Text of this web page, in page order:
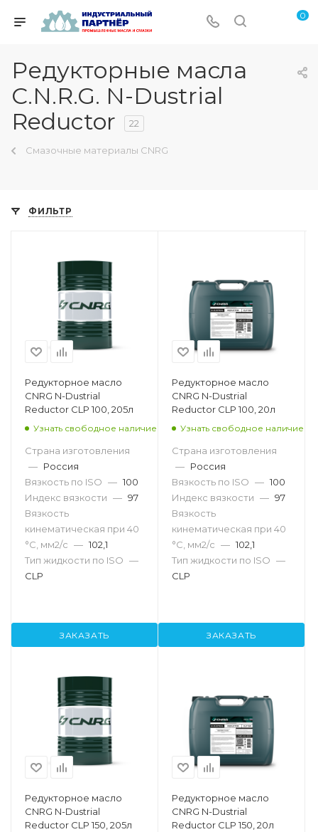
0
Редукторные масла
C.N.R.G. N-Dustrial
Reductor
22
Смазочные материалы CNRG
ФИЛЬТР
Редукторное масло
CNRG N-Dustrial
Reductor CLP 100, 205л
Узнать свободное наличие
Страна изготовления
— Россия
Вязкость по ISO — 100
Индекс вязкости — 97
Вязкость
кинематическая при 40
°С, мм2/с — 102,1
Тип жидкости по ISO —
CLP
ЗАКАЗАТЬ
Редукторное масло
CNRG N-Dustrial
Reductor CLP 100, 20л
Узнать свободное наличие
Страна изготовления
— Россия
Вязкость по ISO — 100
Индекс вязкости — 97
Вязкость
кинематическая при 40
°С, мм2/с — 102,1
Тип жидкости по ISO —
CLP
ЗАКАЗАТЬ
Редукторное масло
CNRG N-Dustrial
Reductor CLP 150, 205л
Редукторное масло
CNRG N-Dustrial
Reductor CLP 150, 20л